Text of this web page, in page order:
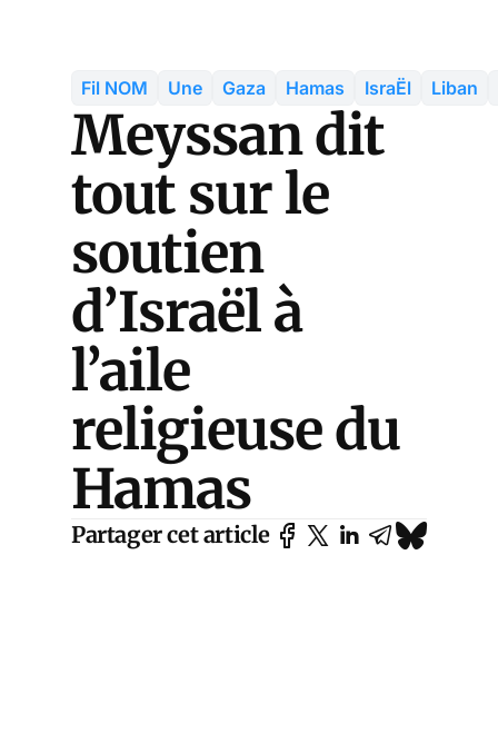
Fil NOM Une Gaza Hamas IsraËl Liban
Meyssan dit
tout sur le
soutien
d’Israël à
l’aile
religieuse du
Hamas
Partager cet article